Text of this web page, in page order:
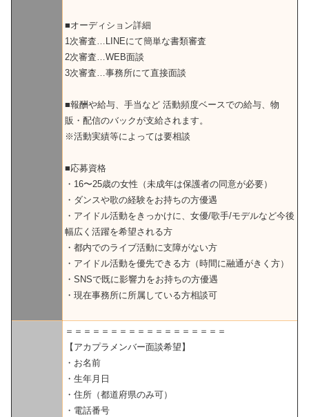
■オーディション詳細
1次審査…LINEにて簡単な書類審査
2次審査…WEB面談
3次審査…事務所にて直接面談
■報酬や給与、手当など 活動頻度ベースでの給与、物
販・配信のバックが支給されます。
※活動実績等によっては要相談
■応募資格
・16〜25歳の女性（未成年は保護者の同意が必要）
・ダンスや歌の経験をお持ちの方優遇
・アイドル活動をきっかけに、女優/歌手/モデルなど今後
幅広く活躍を希望される方
・都内でのライブ活動に支障がない方
・アイドル活動を優先できる方（時間に融通がきく方）
・SNSで既に影響力をお持ちの方優遇
・現在事務所に所属している方相談可
＝＝＝＝＝＝＝＝＝＝＝＝＝＝＝＝＝＝
【アカプラメンバー面談希望】
・お名前
・生年月日
・住所（都道府県のみ可）
・電話番号